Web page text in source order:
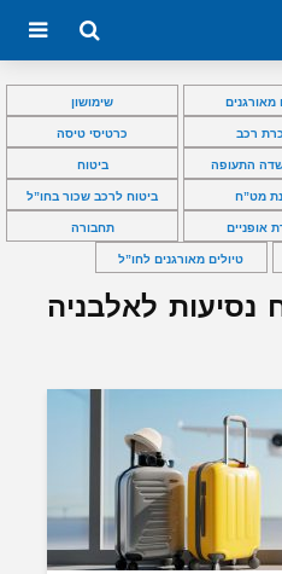
מאורגנים שימושון
רכב כרטיסי טיסה
התעופה ביטוח
מט”ח ביטוח לרכב שכור בחו”ל
אופניים תחבורה
טיולים מאורגנים לחו”ל
נסיעות לאלבניה